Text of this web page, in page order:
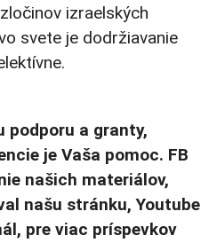
izraelských
svete je dodržiavanie
podporu a granty,
je Vaša pomoc. FB
našich materiálov,
našu stránku, Youtube
pre viac príspevkov